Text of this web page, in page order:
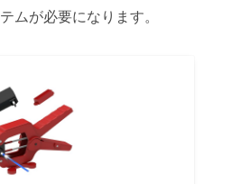
ムが必要になります。